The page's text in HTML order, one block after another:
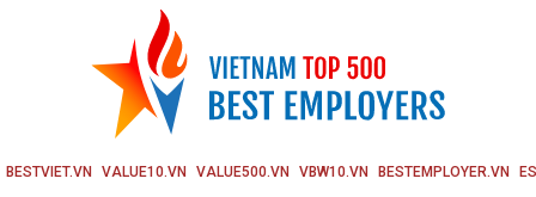
BESTVIET.VN VALUE10.VN VALUE500.VN VBW10.VN BESTEMPLOYER.VN